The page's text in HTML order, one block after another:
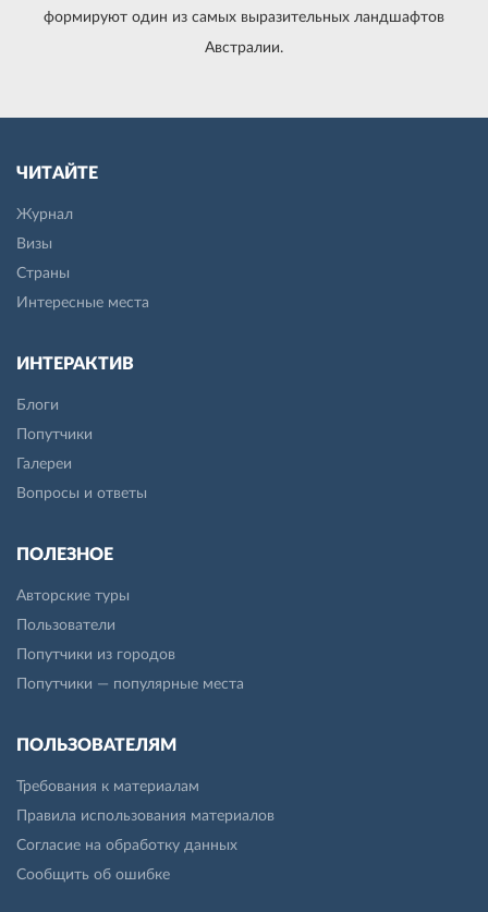
формируют один из самых выразительных ландшафтов
Австралии.
ЧИТАЙТЕ
Журнал
Визы
Страны
Интересные места
ИНТЕРАКТИВ
Блоги
Попутчики
Галереи
Вопросы и ответы
ПОЛЕЗНОЕ
Авторские туры
Пользователи
Попутчики из городов
Попутчики — популярные места
ПОЛЬЗОВАТЕЛЯМ
Требования к материалам
Правила использования материалов
Согласие на обработку данных
Сообщить об ошибке